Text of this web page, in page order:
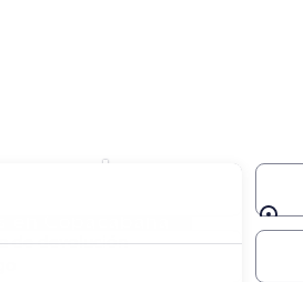
Copacabana
de devolución